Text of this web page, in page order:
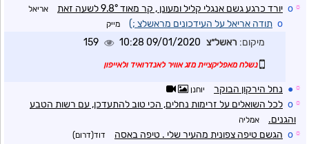
☼
o יורד כרגע גשם אנגלי קליל ומעונן , קר מאוד 9.8° לשעה זאת אריאל
o תודה אריאל על העידכונים מראשלצ ;) מייק
מיקום: ראשל״צ 09/01/2020 10:28
159
נשלח מאפליקציית מזג אוויר לאנדרואיד ולאייפון
☼
● נחל הירקון הבוקר יוחנן
☼
o לכל השואלים על זרימות נחלים, הכי טוב להתעדכן, עם רשות הטבע
והגנים.
אמליה
☼
o הגשם טיפה צפונית מהעיר שלי . טיפה באסה דוד(דרום)